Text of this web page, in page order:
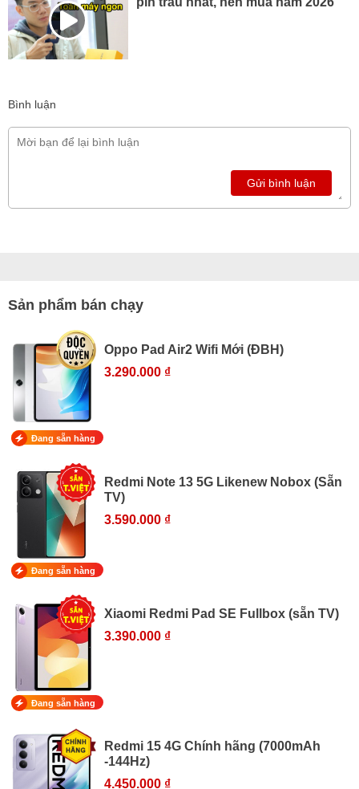
Bình luận
Gửi bình luận
Sản phẩm bán chạy
Oppo Pad Air2 Wifi Mới (ĐBH)
3.290.000 ₫
Đang sẵn hàng
Redmi Note 13 5G Likenew Nobox (Sẵn
TV)
3.590.000 ₫
Đang sẵn hàng
Xiaomi Redmi Pad SE Fullbox (sẵn TV)
3.390.000 ₫
Đang sẵn hàng
Redmi 15 4G Chính hãng (7000mAh
-144Hz)
4.450.000 ₫